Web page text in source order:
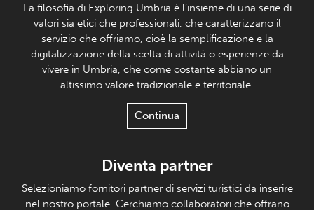
La filosofia di Exploring Umbria è l’insieme di una serie di
valori sia etici che professionali, che caratterizzano il
servizio che offriamo, cioè la semplificazione e la
digitalizzazione della scelta di attività o esperienze da
vivere in Umbria, che come costante abbiano un
altissimo valore tradizionale e territoriale.
Continua
Diventa partner
Selezioniamo fornitori partner di servizi turistici da inserire
nel nostro portale. Cerchiamo collaboratori che offrano